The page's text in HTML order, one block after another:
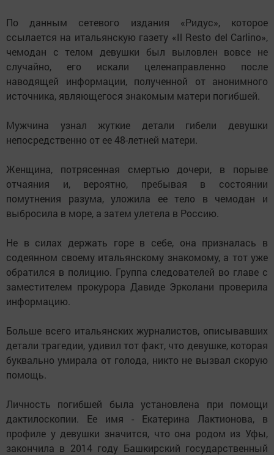
По данным сетевого издания «Ридус», которое
ссылается на итальянскую газету «Il Resto del Carlino»,
чемодан с телом девушки был выловлен вовсе не
случайно, его искали целенаправленно после
наводящей информации, полученной от анонимного
источника, являющегося знакомым матери погибшей.
Мужчина узнал жуткие детали гибели девушки
непосредственно от ее 48-летней матери.
Женщина, потрясенная смертью дочери, в порыве
отчаяния и, вероятно, пребывая в состоянии
помутнения разума, уложила ее тело в чемодан и
выбросила в море, а затем улетела в Россию.
Не в силах держать горе в себе, она призналась в
содеянном своему итальянскому знакомому, а тот уже
обратился в полицию. Группа следователей во главе с
заместителем прокурора Давиде Эрколани проверила
информацию.
Больше всего итальянских журналистов, описывавших
детали трагедии, удивил тот факт, что девушке, которая
буквально умирала от голода, никто не вызвал скорую
помощь.
Личность погибшей была установлена при помощи
дактилоскопии. Ее имя - Екатерина Лактионова, в
профиле у девушки значится, что она родом из Уфы,
закончила в 2014 году Башкирский государственный